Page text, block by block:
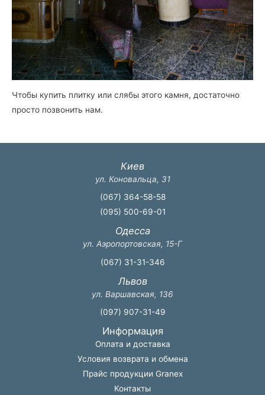
Чтобы купить плитку или слябы этого камня, достаточно
просто позвонить нам.
Киев
ул. Коновальца, 31
(067) 364-58-58
(095) 500-69-01
Одесса
ул. Аэропортовская, 15-Г
(067) 31-31-346
Львов
ул. Варшавская, 136
(097) 907-31-49
Информация
Оплата и доставка
Условия возврата и обмена
Прайс продукции Granex
Контакты